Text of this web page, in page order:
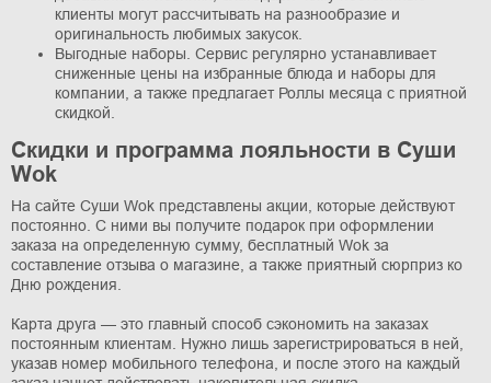
клиенты могут рассчитывать на разнообразие и
оригинальность любимых закусок.
Выгодные наборы. Сервис регулярно устанавливает
сниженные цены на избранные блюда и наборы для
компании, а также предлагает Роллы месяца с приятной
скидкой.
Скидки и программа лояльности в Суши
Wok
На сайте Суши Wok представлены акции, которые действуют
постоянно. С ними вы получите подарок при оформлении
заказа на определенную сумму, бесплатный Wok за
составление отзыва о магазине, а также приятный сюрприз ко
Дню рождения.
Карта друга — это главный способ сэкономить на заказах
постоянным клиентам. Нужно лишь зарегистрироваться в ней,
указав номер мобильного телефона, и после этого на каждый